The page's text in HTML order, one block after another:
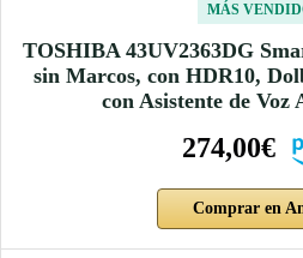
MÁS
TOSHIBA 43UV2363DG
sin Marcos, con HDR10,
con Asistente de Voz
274,00€
Comprar en